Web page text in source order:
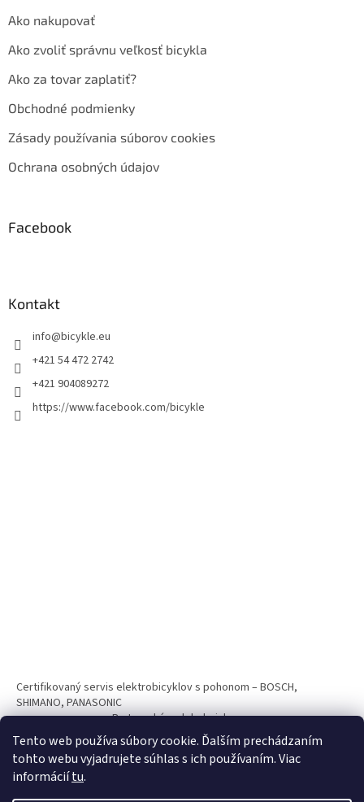
Tento web používa súbory cookie. Ďalším prechádzaním
tohto webu vyjadrujete súhlas s ich používaním. Viac
informáciítu.
Ako nakupovať
Ako zvoliť správnu veľkosť bicykla
Ako za tovar zaplatiť?
Obchodné podmienky
Zásady používania súborov cookies
Ochrana osobných údajov
Facebook
Kontakt
info@bicykle.eu
+421 54 472 2742
+421 904089272
https://www.facebook.com/bicykle
Certifikovaný servis elektrobicyklov s pohonom – BOSCH,
SHIMANO, PANASONIC
Partnerský web hokejshop.eu